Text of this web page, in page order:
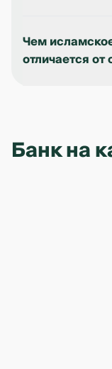
поставки
Чем
отличается
Банк на